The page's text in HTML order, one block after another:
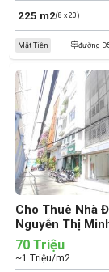
225 m2(8 x 20)
Mặt Tiền đường
Cho Thuê Nhà
Nguyễn Thị
Phường Sài
(cũ)
70 Triệu
~1 Triệu/m2